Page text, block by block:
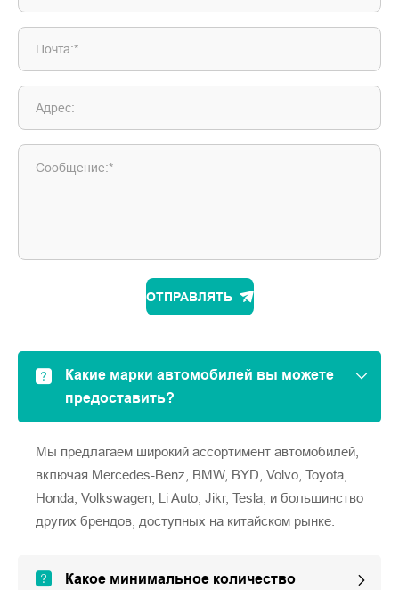
Почта:*
Адрес:
Сообщение:*
ОТПРАВЛЯТЬ
Какие марки автомобилей вы можете
предоставить?
Мы предлагаем широкий ассортимент автомобилей,
включая Mercedes-Benz, BMW, BYD, Volvo, Toyota,
Honda, Volkswagen, Li Auto, Jikr, Tesla, и большинство
других брендов, доступных на китайском рынке.
Какое минимальное количество